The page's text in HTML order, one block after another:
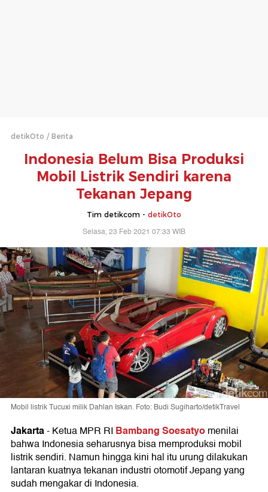
detikOto Berita
Indonesia Belum Bisa Produksi
Mobil Listrik Sendiri karena
Tekanan Jepang
Tim detikcom - detikOto
Selasa, 23 Feb 2021 07:33 WIB
Mobil listrik Tucuxi milik Dahlan Iskan. Foto: Budi Sugiharto/detikTravel
Jakarta-Ketua MPR RIBambang Soesatyomenilai
bahwa Indonesia seharusnya bisa memproduksi mobil
listrik sendiri. Namun hingga kini hal itu urung dilakukan
lantaran kuatnya tekanan industri otomotif Jepang yang
sudah mengakar di Indonesia.